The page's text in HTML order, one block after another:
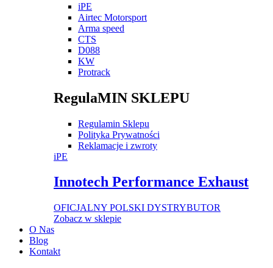
iPE
Airtec Motorsport
Arma speed
CTS
D088
KW
Protrack
RegulaMIN SKLEPU
Regulamin Sklepu
Polityka Prywatności
Reklamacje i zwroty
iPE
Innotech Performance Exhaust
OFICJALNY POLSKI DYSTRYBUTOR
Zobacz w sklepie
O Nas
Blog
Kontakt